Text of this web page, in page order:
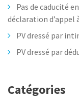
Pas de caducité
déclaration d’appel
PV dressé par
PV dressé par
Catégories